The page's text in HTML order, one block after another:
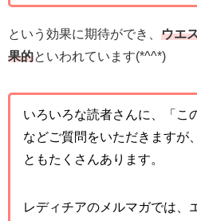
という効果に期待ができ、 ウエ
果的といわれています(*^^*)
いろいろな読者さんに、「こ
などご質問をいただきますが
ともたくさんあります。
レディチアのメルマガでは、